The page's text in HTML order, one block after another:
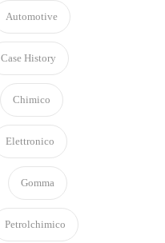
Automotive
Case History
Chimico
Elettronico
Gomma
Petrolchimico